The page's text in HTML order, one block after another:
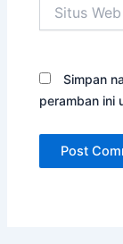
Web
Simpan
peramban ini